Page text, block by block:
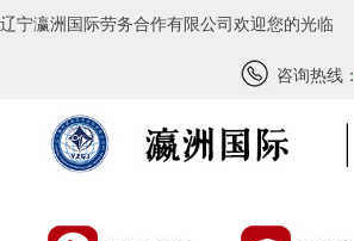
辽宁瀛洲国际劳务合作有限公司欢迎您的光临
咨询热线：